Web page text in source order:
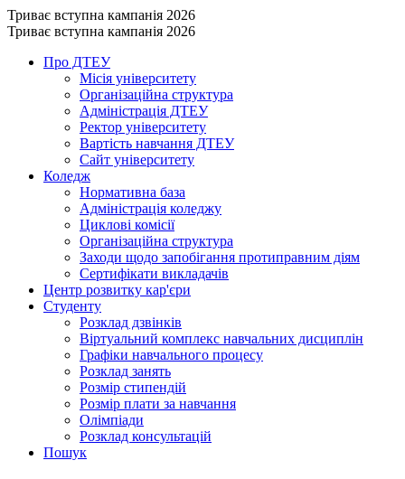
Триває вступна кампанія 2026
Триває вступна кампанія 2026
Про ДТЕУ
Місія університету
Організаційна структура
Адміністрація ДТЕУ
Ректор університету
Вартість навчання ДТЕУ
Сайт університету
Коледж
Нормативна база
Адміністрація коледжу
Циклові комісії
Організаційна структура
Заходи щодо запобігання протиправним діям
Сертифікати викладачів
Центр розвитку кар'єри
Студенту
Розклад дзвінків
Віртуальний комплекс навчальних дисциплін
Графіки навчального процесу
Розклад занять
Розмір стипендій
Розмір плати за навчання
Олімпіади
Розклад консультацій
Пошук